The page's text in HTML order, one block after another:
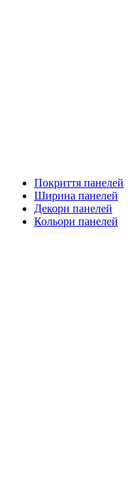
Покриття панелей
Ширина панелей
Декори панелей
Кольори панелей